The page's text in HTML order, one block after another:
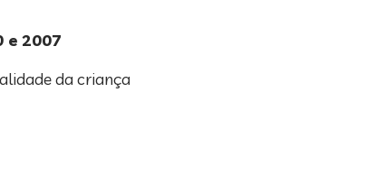
e 2007
da criança